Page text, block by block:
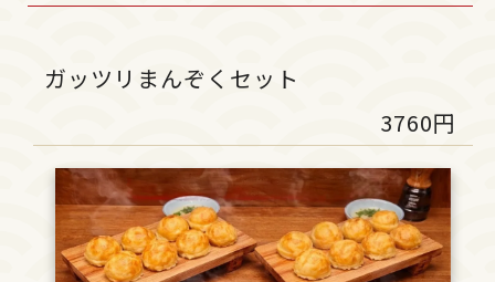
ガッツリまんぞくセット
3760円